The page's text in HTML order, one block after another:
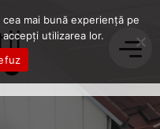
mai bună experiență pe
utilizarea lor.